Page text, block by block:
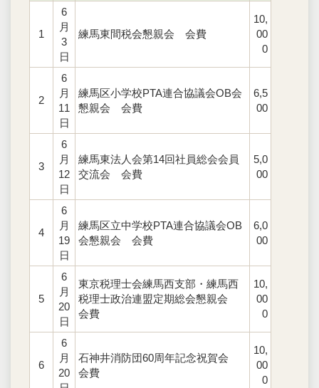
1
6
月
3
日
練馬東間税会懇親会 会費
10,
00
0
2
6
月
11
日
練馬区小学校PTA連合協議会OB会
懇親会 会費
6,5
00
3
6
月
12
日
練馬東法人会第14回社員総会会員
交流会 会費
5,0
00
4
6
月
19
日
練馬区立中学校PTA連合協議会OB
会懇親会 会費
6,0
00
5
6
月
20
日
東京税理士会練馬西支部・練馬西
税理士政治連盟定期総会懇親会
会費
10,
00
0
6
6
月
20
石神井消防団60周年記念祝賀会
会費
10,
00
0